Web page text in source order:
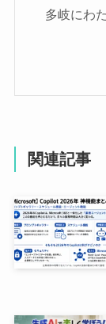
多岐にわ
関連記事